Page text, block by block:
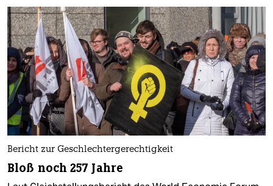
Bericht zur Geschlechtergerechtigkeit
Bloß noch 257 Jahre